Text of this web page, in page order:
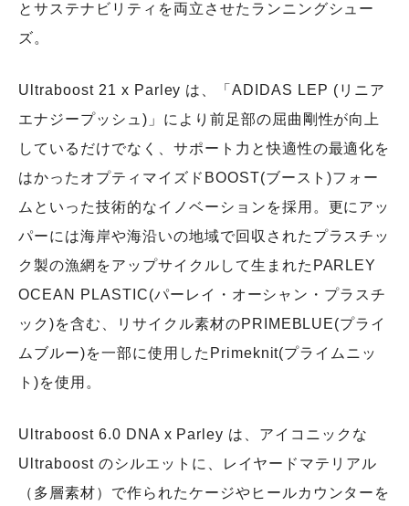
とサステナビリティを両立させたランニングシュー
ズ。
Ultraboost 21 x Parley は、「ADIDAS LEP (リニア
エナジープッシュ)」により前足部の屈曲剛性が向上
しているだけでなく、サポート力と快適性の最適化を
はかったオプティマイズドBOOST(ブースト)フォー
ムといった技術的なイノベーションを採用。更にアッ
パーには海岸や海沿いの地域で回収されたプラスチッ
ク製の漁網をアップサイクルして生まれたPARLEY
OCEAN PLASTIC(パーレイ・オーシャン・プラスチ
ック)を含む、リサイクル素材のPRIMEBLUE(プライ
ムブルー)を一部に使用したPrimeknit(プライムニッ
ト)を使用。
Ultraboost 6.0 DNA x Parley は、アイコニックな
Ultraboost のシルエットに、レイヤードマテリアル
（多層素材）で作られたケージやヒールカウンターを